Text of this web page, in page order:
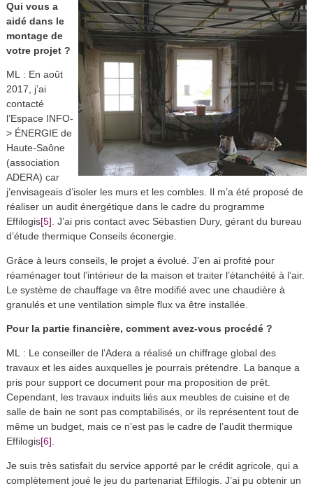
Qui vous a
aidé dans le
montage de
votre projet ?
ML : En août
2017, j’ai
contacté
l’Espace INFO-
> ÉNERGIE de
Haute-Saône
(association
ADERA) car
j’envisageais d’isoler les murs et les combles. Il m’a été proposé de
réaliser un audit énergétique dans le cadre du programme
Effilogis[5]. J’ai pris contact avec Sébastien Dury, gérant du bureau
d’étude thermique Conseils éconergie.
Grâce à leurs conseils, le projet a évolué. J’en ai profité pour
réaménager tout l’intérieur de la maison et traiter l’étanchéité à l’air.
Le système de chauffage va être modifié avec une chaudière à
granulés et une ventilation simple flux va être installée.
Pour la partie financière, comment avez-vous procédé ?
ML : Le conseiller de l’Adera a réalisé un chiffrage global des
travaux et les aides auxquelles je pourrais prétendre. La banque a
pris pour support ce document pour ma proposition de prêt.
Cependant, les travaux induits liés aux meubles de cuisine et de
salle de bain ne sont pas comptabilisés, or ils représentent tout de
même un budget, mais ce n’est pas le cadre de l’audit thermique
Effilogis[6]
Je suis très satisfait du service apporté par le crédit agricole, qui a
complètement joué le jeu du partenariat Effilogis. J’ai pu obtenir un